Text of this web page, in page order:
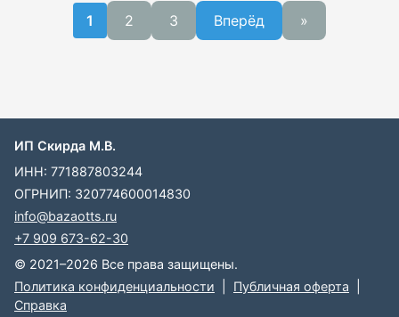
1 2 3 Вперёд »
ИП Скирда М.В.
ИНН: 771887803244
ОГРНИП: 320774600014830
info@bazaotts.ru
+7 909 673-62-30
© 2021–2026 Все права защищены.
Политика конфиденциальности
Публичная оферта
Справка